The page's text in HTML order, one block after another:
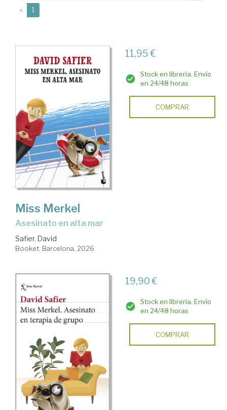
« 1
11,95 €
Stock en librería. Envío
en 24/48 horas
COMPRAR
Miss Merkel
Asesinato en alta mar
Safier, David
Booket. Barcelona, 2026
19,90 €
Stock en librería. Envío
en 24/48 horas
COMPRAR